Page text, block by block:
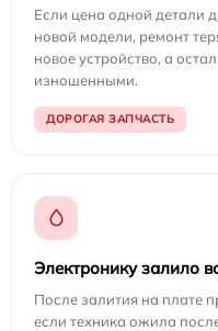
Если цена одной детали
новой модели, ремонт
новое устройство, а
изношенными.
ДОРОГАЯ ЗАПЧАСТЬ
Электронику залило
После залития на плате
если техника ожила